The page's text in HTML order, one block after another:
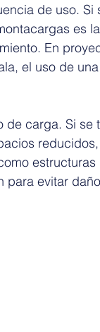
de uso.
es
En
el uso de
de carga. Si
evitar